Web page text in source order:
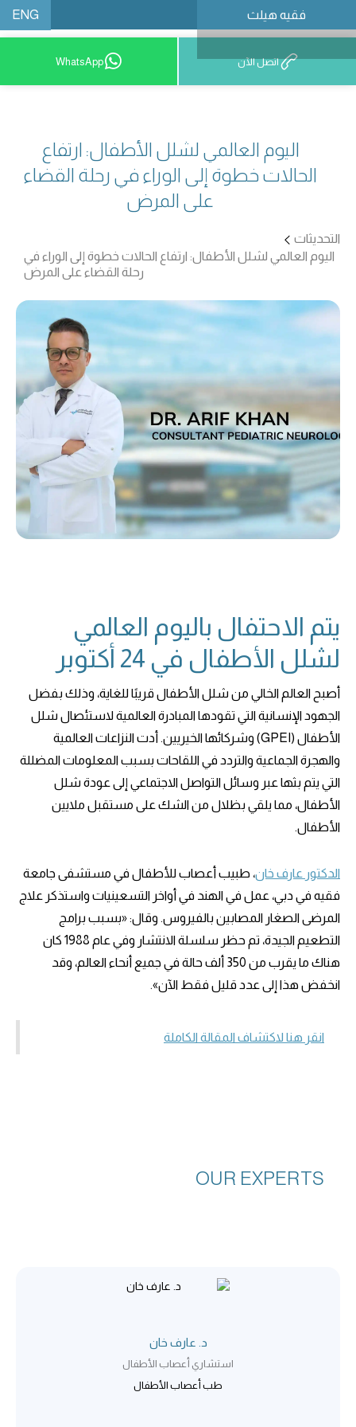
فقيه هيلث ENG
احجز موعدًا اتصل الآن WhatsApp
اليوم العالمي لشلل الأطفال: ارتفاع
الحالات خطوة إلى الوراء في رحلة القضاء
على المرض
التحديثات
اليوم العالمي لشلل الأطفال: ارتفاع الحالات خطوة إلى الوراء في
رحلة القضاء على المرض
يتم الاحتفال باليوم العالمي
لشلل الأطفال في 24 أكتوبر
أصبح العالم الخالي من شلل الأطفال قريبًا للغاية، وذلك بفضل
الجهود الإنسانية التي تقودها المبادرة العالمية لاستئصال شلل
الأطفال (GPEI) وشركائها الخيريين. أدت النزاعات العالمية
والهجرة الجماعية والتردد في اللقاحات بسبب المعلومات المضللة
التي يتم بثها عبر وسائل التواصل الاجتماعي إلى عودة شلل
الأطفال، مما يلقي بظلال من الشك على مستقبل ملايين
الأطفال.
الدكتور عارف خان، طبيب أعصاب للأطفال في مستشفى جامعة
فقيه في دبي، عمل في الهند في أواخر التسعينيات واستذكر علاج
المرضى الصغار المصابين بالفيروس. وقال: «بسبب برامج
التطعيم الجيدة، تم حظر سلسلة الانتشار وفي عام 1988 كان
هناك ما يقرب من 350 ألف حالة في جميع أنحاء العالم، وقد
انخفض هذا إلى عدد قليل فقط الآن».
انقر هنا لاكتشاف المقالة الكاملة
OUR EXPERTS
د. عارف خان
استشاري أعصاب الأطفال
طب أعصاب الأطفال